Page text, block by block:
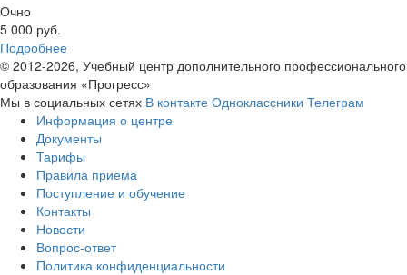
Очно
5 000 руб.
Подробнее
© 2012-2026, Учебный центр дополнительного профессионального
образования «Прогресс»
Мы в социальных сетях В контакте Одноклассники Телеграм
Информация о центре
Документы
Тарифы
Правила приема
Поступление и обучение
Контакты
Новости
Вопрос-ответ
Политика конфиденциальности